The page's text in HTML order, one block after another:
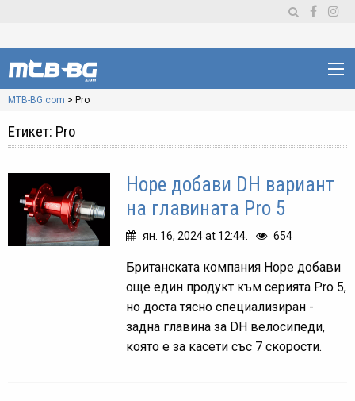
MTB-BG.com > Pro
Етикет: Pro
Hope добави DH вариант
на главината Pro 5
ян. 16, 2024 at 12:44. 654
Британската компания Hope добави
още един продукт към серията Pro 5,
но доста тясно специализиран -
задна главина за DH велосипеди,
която е за касети със 7 скорости.